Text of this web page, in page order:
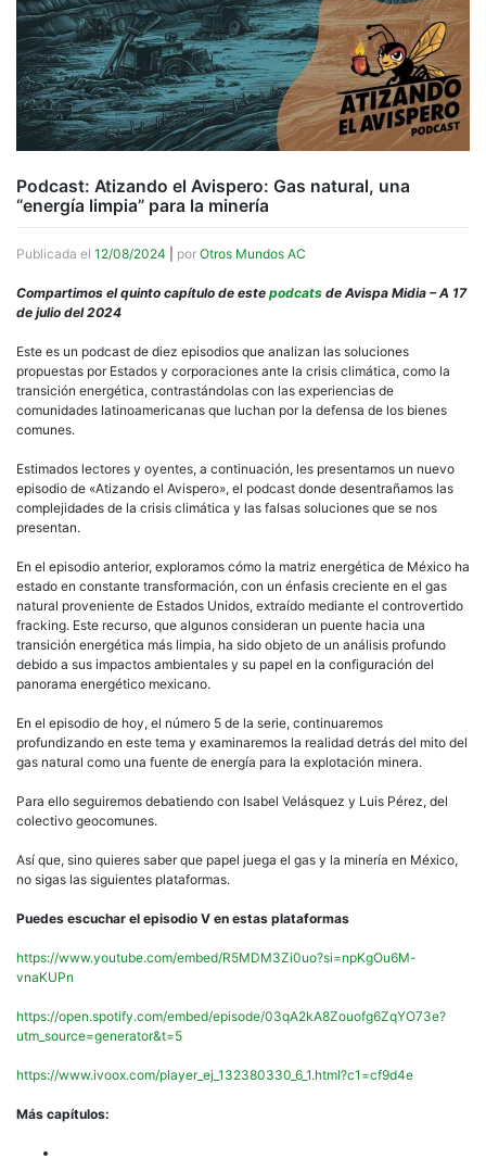
Podcast: Atizando el Avispero: Gas natural, una
“energía limpia” para la minería
Publicada el 12/08/2024 por Otros Mundos AC
Compartimos el quinto capítulo de este podcats de Avispa Midia – A 17
de julio del 2024
Este es un podcast de diez episodios que analizan las soluciones
propuestas por Estados y corporaciones ante la crisis climática, como la
transición energética, contrastándolas con las experiencias de
comunidades latinoamericanas que luchan por la defensa de los bienes
comunes.
Estimados lectores y oyentes, a continuación, les presentamos un nuevo
episodio de «Atizando el Avispero», el podcast donde desentrañamos las
complejidades de la crisis climática y las falsas soluciones que se nos
presentan.
En el episodio anterior, exploramos cómo la matriz energética de México ha
estado en constante transformación, con un énfasis creciente en el gas
natural proveniente de Estados Unidos, extraído mediante el controvertido
fracking. Este recurso, que algunos consideran un puente hacia una
transición energética más limpia, ha sido objeto de un análisis profundo
debido a sus impactos ambientales y su papel en la configuración del
panorama energético mexicano.
En el episodio de hoy, el número 5 de la serie, continuaremos
profundizando en este tema y examinaremos la realidad detrás del mito del
gas natural como una fuente de energía para la explotación minera.
Para ello seguiremos debatiendo con Isabel Velásquez y Luis Pérez, del
colectivo geocomunes.
Así que, sino quieres saber que papel juega el gas y la minería en México,
no sigas las siguientes plataformas.
Puedes escuchar el episodio V en estas plataformas
https://www.youtube.com/embed/R5MDM3Zi0uo?si=npKgOu6M-
vnaKUPn
https://open.spotify.com/embed/episode/03qA2kA8Zouofg6ZqYO73e?
utm_source=generator&t=5
https://www.ivoox.com/player_ej_132380330_6_1.html?c1=cf9d4e
Más capítulos: